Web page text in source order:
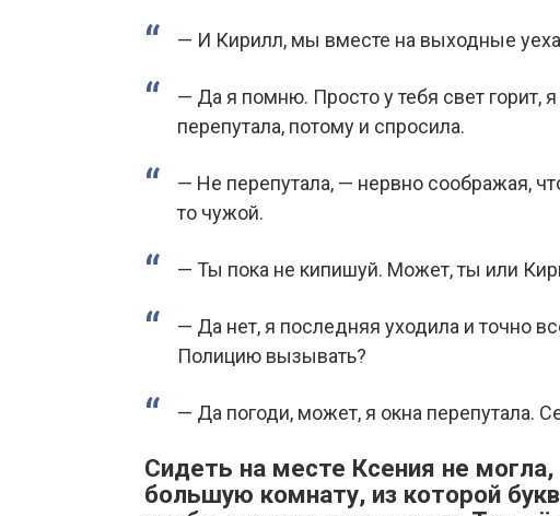
— И Кирилл, мы вместе на выходные
— Да я помню. Просто у тебя свет горит,
перепутала, потому и спросила.
— Не перепутала, — нервно соображая,
то чужой.
— Ты пока не кипишуй. Может, ты или
— Да нет, я последняя уходила и точно
Полицию вызывать?
— Да погоди, может, я окна перепутала.
Сидеть на месте Ксения не
большую комнату, из которой